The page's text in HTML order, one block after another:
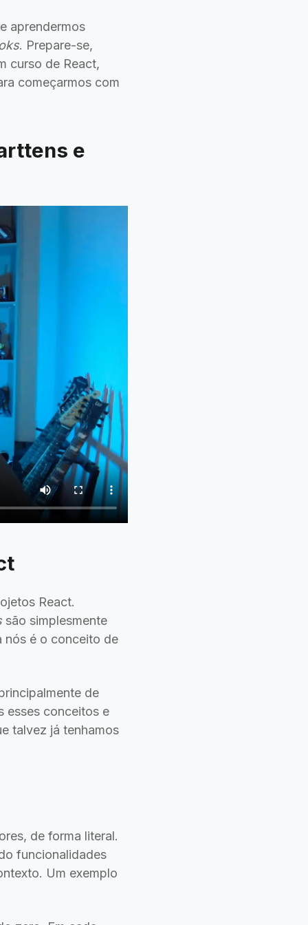
aprendermos
. Prepare-se,
curso de React,
começarmos com
e
React.
são simplesmente
nós é o conceito de
de
esses conceitos e
talvez já tenhamos
de forma literal.
funcionalidades
Um exemplo